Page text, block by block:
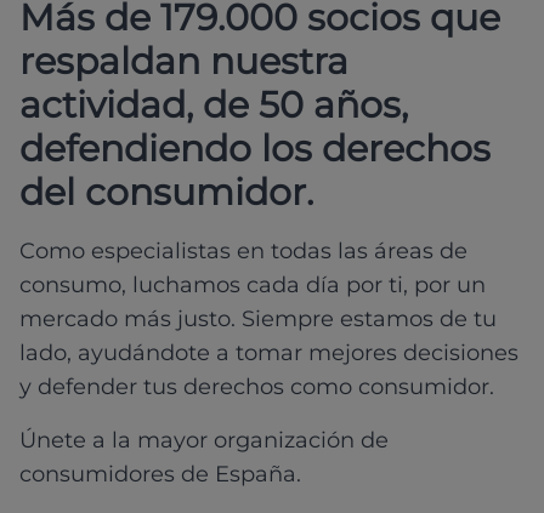
Más de 179.000 socios que
respaldan nuestra
actividad, de 50 años,
defendiendo los derechos
del consumidor.
Como especialistas en todas las áreas de
consumo, luchamos cada día por ti, por un
mercado más justo. Siempre estamos de tu
lado, ayudándote a tomar mejores decisiones
y defender tus derechos como consumidor.
Únete a la mayor organización de
consumidores de España.